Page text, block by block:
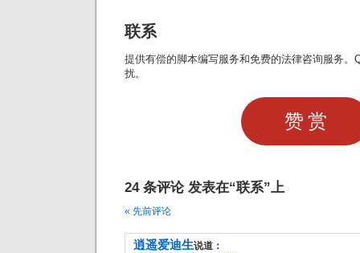
联系
提供有偿的脚本编写服务和免费的法律咨询服务。
扰。
赞赏
24 条评论 发表在“联系”上
« 先前评论
逍遥爱迪生说道：